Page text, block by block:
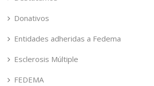
Donativos
Entidades adheridas a Fedema
Esclerosis Múltiple
FEDEMA